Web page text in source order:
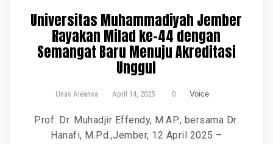
Universitas Muhammadiyah Jember
Rayakan Milad ke-44 dengan
Semangat Baru Menuju Akreditasi
Unggul
Unas Aleansa April 14, 2025 0 Voice
Prof. Dr. Muhadjir Effendy, M.AP., bersama Dr.
Hanafi, M.Pd.,Jember, 12 April 2025 –